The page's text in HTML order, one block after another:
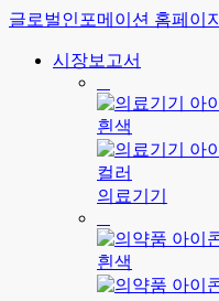
글로벌인포메이션 홈페이지
시장보고서
의료기기